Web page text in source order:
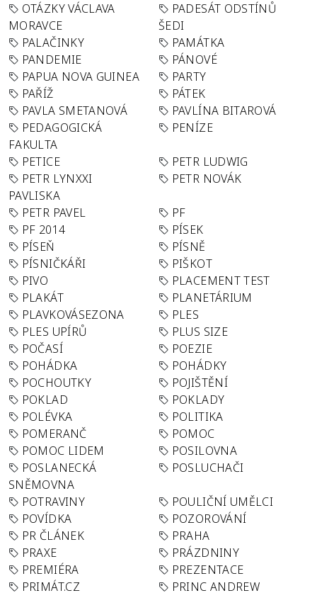
OTÁZKY VÁCLAVA
MORAVCE
PADESÁT ODSTÍNŮ
ŠEDI
PALAČINKY
PAMÁTKA
PANDEMIE
PÁNOVÉ
PAPUA NOVA GUINEA
PARTY
PAŘÍŽ
PÁTEK
PAVLA SMETANOVÁ
PAVLÍNA BITAROVÁ
PEDAGOGICKÁ
FAKULTA
PENÍZE
PETICE
PETR LUDWIG
PETR LYNXXI
PAVLISKA
PETR NOVÁK
PETR PAVEL
PF
PF 2014
PÍSEK
PÍSEŇ
PÍSNĚ
PÍSNIČKÁŘI
PIŠKOT
PIVO
PLACEMENT TEST
PLAKÁT
PLANETÁRIUM
PLAVKOVÁSEZONA
PLES
PLES UPÍRŮ
PLUS SIZE
POČASÍ
POEZIE
POHÁDKA
POHÁDKY
POCHOUTKY
POJIŠTĚNÍ
POKLAD
POKLADY
POLÉVKA
POLITIKA
POMERANČ
POMOC
POMOC LIDEM
POSILOVNA
POSLANECKÁ
SNĚMOVNA
POSLUCHAČI
POTRAVINY
POULIČNÍ UMĚLCI
POVÍDKA
POZOROVÁNÍ
PR ČLÁNEK
PRAHA
PRAXE
PRÁZDNINY
PREMIÉRA
PREZENTACE
PRIMÁT.CZ
PRINC ANDREW